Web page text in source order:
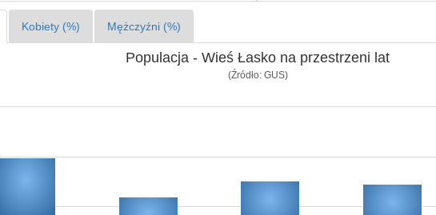
Kobiety (%) Mężczyźni (%)
Populacja - Wieś Łasko na przestrzeni lat
(Źródło: GUS)